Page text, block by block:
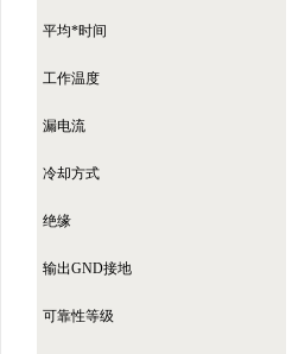
平均*时间
工作温度
漏电流
冷却方式
绝缘
输出GND接地
可靠性等级